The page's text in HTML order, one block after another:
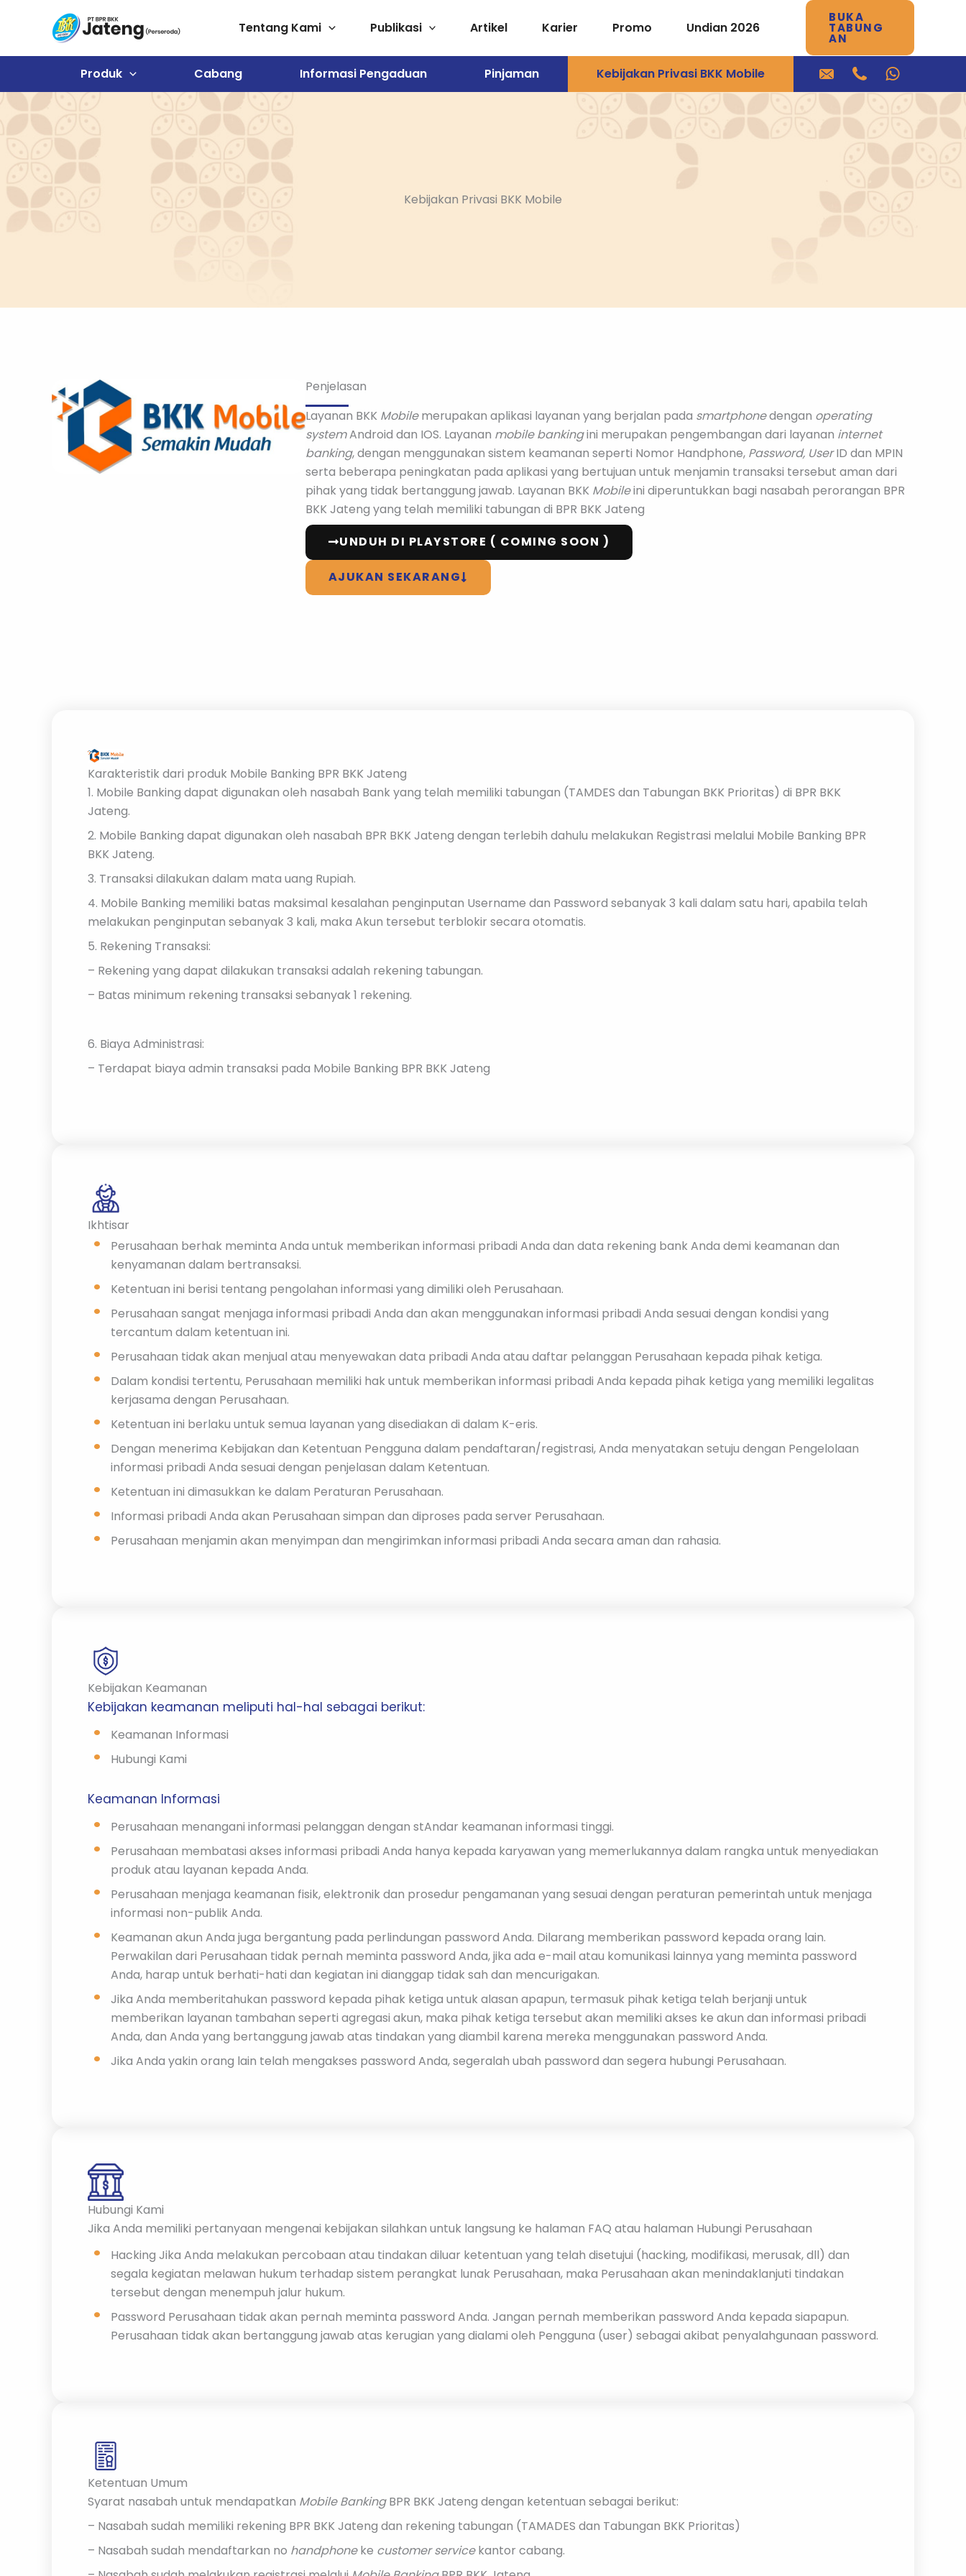
Tentang Kami Publikasi Artikel Karier Promo Undian 2026
BUKA
TABUNG
AN
Produk Cabang Informasi Pengaduan Pinjaman Kebijakan Privasi BKK Mobile
Kebijakan Privasi BKK Mobile
Penjelasan
Layanan BKK Mobilemerupakan aplikasi layanan yang berjalan pada smartphonedengan operating
systemAndroid dan IOS. Layanan mobile bankingini merupakan pengembangan dari layanan internet
banking, dengan menggunakan sistem keamanan seperti Nomor Handphone, Password, UserID dan MPIN
serta beberapa peningkatan pada aplikasi yang bertujuan untuk menjamin transaksi tersebut aman dari
pihak yang tidak bertanggung jawab. Layanan BKK Mobileini diperuntukkan bagi nasabah perorangan BPR
BKK Jateng yang telah memiliki tabungan di BPR BKK Jateng
UNDUH DI PLAYSTORE ( COMING SOON )
AJUKAN SEKARANG
Karakteristik dari produk Mobile Banking BPR BKK Jateng
1. Mobile Banking dapat digunakan oleh nasabah Bank yang telah memiliki tabungan (TAMDES dan Tabungan BKK Prioritas) di BPR BKK
Jateng.
2. Mobile Banking dapat digunakan oleh nasabah BPR BKK Jateng dengan terlebih dahulu melakukan Registrasi melalui Mobile Banking BPR
BKK Jateng.
3. Transaksi dilakukan dalam mata uang Rupiah.
4. Mobile Banking memiliki batas maksimal kesalahan penginputan Username dan Password sebanyak 3 kali dalam satu hari, apabila telah
melakukan penginputan sebanyak 3 kali, maka Akun tersebut terblokir secara otomatis.
5. Rekening Transaksi:
– Rekening yang dapat dilakukan transaksi adalah rekening tabungan.
– Batas minimum rekening transaksi sebanyak 1 rekening.
6. Biaya Administrasi:
– Terdapat biaya admin transaksi pada Mobile Banking BPR BKK Jateng
Ikhtisar
Perusahaan berhak meminta Anda untuk memberikan informasi pribadi Anda dan data rekening bank Anda demi keamanan dan
kenyamanan dalam bertransaksi.
Ketentuan ini berisi tentang pengolahan informasi yang dimiliki oleh Perusahaan.
Perusahaan sangat menjaga informasi pribadi Anda dan akan menggunakan informasi pribadi Anda sesuai dengan kondisi yang
tercantum dalam ketentuan ini.
Perusahaan tidak akan menjual atau menyewakan data pribadi Anda atau daftar pelanggan Perusahaan kepada pihak ketiga.
Dalam kondisi tertentu, Perusahaan memiliki hak untuk memberikan informasi pribadi Anda kepada pihak ketiga yang memiliki legalitas
kerjasama dengan Perusahaan.
Ketentuan ini berlaku untuk semua layanan yang disediakan di dalam K-eris.
Dengan menerima Kebijakan dan Ketentuan Pengguna dalam pendaftaran/registrasi, Anda menyatakan setuju dengan Pengelolaan
informasi pribadi Anda sesuai dengan penjelasan dalam Ketentuan.
Ketentuan ini dimasukkan ke dalam Peraturan Perusahaan.
Informasi pribadi Anda akan Perusahaan simpan dan diproses pada server Perusahaan.
Perusahaan menjamin akan menyimpan dan mengirimkan informasi pribadi Anda secara aman dan rahasia.
Kebijakan Keamanan
Kebijakan keamanan meliputi hal-hal sebagai berikut:
Keamanan Informasi
Hubungi Kami
Keamanan Informasi
Perusahaan menangani informasi pelanggan dengan stAndar keamanan informasi tinggi.
Perusahaan membatasi akses informasi pribadi Anda hanya kepada karyawan yang memerlukannya dalam rangka untuk menyediakan
produk atau layanan kepada Anda.
Perusahaan menjaga keamanan fisik, elektronik dan prosedur pengamanan yang sesuai dengan peraturan pemerintah untuk menjaga
informasi non-publik Anda.
Keamanan akun Anda juga bergantung pada perlindungan password Anda. Dilarang memberikan password kepada orang lain.
Perwakilan dari Perusahaan tidak pernah meminta password Anda, jika ada e-mail atau komunikasi lainnya yang meminta password
Anda, harap untuk berhati-hati dan kegiatan ini dianggap tidak sah dan mencurigakan.
Jika Anda memberitahukan password kepada pihak ketiga untuk alasan apapun, termasuk pihak ketiga telah berjanji untuk
memberikan layanan tambahan seperti agregasi akun, maka pihak ketiga tersebut akan memiliki akses ke akun dan informasi pribadi
Anda, dan Anda yang bertanggung jawab atas tindakan yang diambil karena mereka menggunakan password Anda.
Jika Anda yakin orang lain telah mengakses password Anda, segeralah ubah password dan segera hubungi Perusahaan.
Hubungi Kami
Jika Anda memiliki pertanyaan mengenai kebijakan silahkan untuk langsung ke halaman FAQ atau halaman Hubungi Perusahaan
Hacking Jika Anda melakukan percobaan atau tindakan diluar ketentuan yang telah disetujui (hacking, modifikasi, merusak, dll) dan
segala kegiatan melawan hukum terhadap sistem perangkat lunak Perusahaan, maka Perusahaan akan menindaklanjuti tindakan
tersebut dengan menempuh jalur hukum.
Password Perusahaan tidak akan pernah meminta password Anda. Jangan pernah memberikan password Anda kepada siapapun.
Perusahaan tidak akan bertanggung jawab atas kerugian yang dialami oleh Pengguna (user) sebagai akibat penyalahgunaan password.
Ketentuan Umum
Syarat nasabah untuk mendapatkan Mobile BankingBPR BKK Jateng dengan ketentuan sebagai berikut:
– Nasabah sudah memiliki rekening BPR BKK Jateng dan rekening tabungan (TAMADES dan Tabungan BKK Prioritas)
– Nasabah sudah mendaftarkan no handphoneke customer servicekantor cabang.